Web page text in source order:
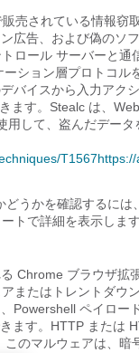
売されている情報窃
広告、および偽のソ
ロール サーバーと
ーション層プロトコル
バイスから入力アク
ます。Stealc は、
して、盗んだデー
T1567
うかを確認するには、
トで詳細を表示します
Chrome ブラウザ拡
またはトレントダウ
、Powershell ペイロー
ます。HTTP または
のマルウェアは、暗